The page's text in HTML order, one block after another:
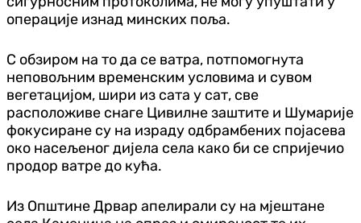
операције изнад минских поља.
С обзиром на то да се ватра, потпомогнута
неповољним временским условима и сувом
вегетацијом, шири из сата у сат, све
расположиве снаге Цивилне заштите и Шумарије
фокусиране су на израду одбрамбених појасева
око насељеног дијела села како би се спријечио
продор ватре до кућа.
Из Општине Дрвар апелирали су на мјештане